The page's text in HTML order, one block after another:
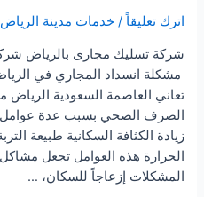
اترك تعليقاً /خدمات مدينة الرياض
شركة تسليك مجارى بالرياض
مشكلة انسداد المجاري في
تعاني العاصمة السعودية
الصرف الصحي بسبب عدة عوامل
زيادة الكثافة السكانية طبيعة
الحرارة هذه العوامل تجعل
المشكلات إزعاجاً للسكان، …